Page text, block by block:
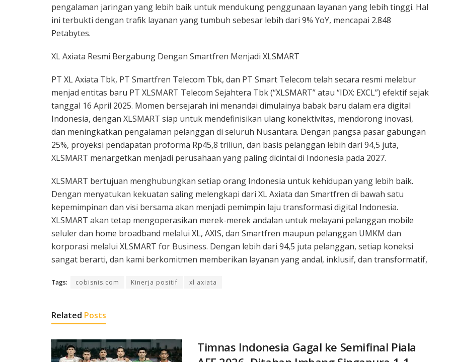
pengalaman jaringan yang lebih baik untuk mendukung penggunaan layanan yang lebih tinggi. Hal
ini terbukti dengan trafik layanan yang tumbuh sebesar lebih dari 9% YoY, mencapai 2.848
Petabytes.
XL Axiata Resmi Bergabung Dengan Smartfren Menjadi XLSMART
PT XL Axiata Tbk, PT Smartfren Telecom Tbk, dan PT Smart Telecom telah secara resmi melebur
menjad entitas baru PT XLSMART Telecom Sejahtera Tbk (“XLSMART” atau “IDX: EXCL”) efektif sejak
tanggal 16 April 2025. Momen bersejarah ini menandai dimulainya babak baru dalam era digital
Indonesia, dengan XLSMART siap untuk mendefinisikan ulang konektivitas, mendorong inovasi,
dan meningkatkan pengalaman pelanggan di seluruh Nusantara. Dengan pangsa pasar gabungan
25%, proyeksi pendapatan proforma Rp45,8 triliun, dan basis pelanggan lebih dari 94,5 juta,
XLSMART menargetkan menjadi perusahaan yang paling dicintai di Indonesia pada 2027.
XLSMART bertujuan menghubungkan setiap orang Indonesia untuk kehidupan yang lebih baik.
Dengan menyatukan kekuatan saling melengkapi dari XL Axiata dan Smartfren di bawah satu
kepemimpinan dan visi bersama akan menjadi pemimpin laju transformasi digital Indonesia.
XLSMART akan tetap mengoperasikan merek-merek andalan untuk melayani pelanggan mobile
seluler dan home broadband melalui XL, AXIS, dan Smartfren maupun pelanggan UMKM dan
korporasi melalui XLSMART for Business. Dengan lebih dari 94,5 juta pelanggan, setiap koneksi
sangat berarti, dan kami berkomitmen memberikan layanan yang andal, inklusif, dan transformatif,
Tags: cobisnis.com Kinerja positif xl axiata
Related Posts
Timnas Indonesia Gagal ke Semifinal Piala